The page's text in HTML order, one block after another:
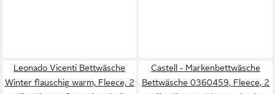
Leonado Vicenti Bettwäsche
Winter flauschig warm, Fleece, 2
Castell - Markenbettwäsche
Bettwäsche 0360459, Fleece, 2